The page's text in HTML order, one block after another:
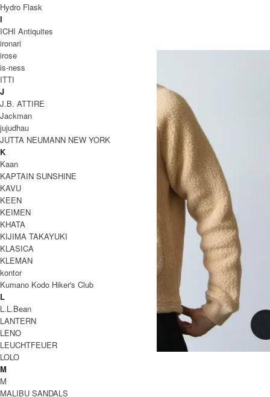
全 [55] 商品中 [1-30] を表示
1
MOUNTAIN EQUIPMENT
マウンテンイクイップメント
PILE FLEECE RIB CARDIGAN
SOLD OUT
MOUNTAIN EQUIPMENT
Hydro Flask
I
ICHI Antiquites
ironari
irose
is-ness
ITTI
J
J.B. ATTIRE
Jackman
jujudhau
JUTTA NEUMANN NEW YORK
K
Kaan
KAPTAIN SUNSHINE
KAVU
KEEN
KEIMEN
KHATA
KIJIMA TAKAYUKI
KLASICA
KLEMAN
kontor
Kumano Kodo Hiker's Club
L
L.L.Bean
LANTERN
LENO
LEUCHTFEUER
LOLO
M
M
MALIBU SANDALS